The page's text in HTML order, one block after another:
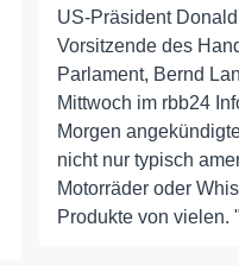
US-Präsident
Vorsitzende des
Parlament, Bernd
Mittwoch im rbb24
Morgen
nicht nur typisch
Motorräder oder
Produkte von vielen.